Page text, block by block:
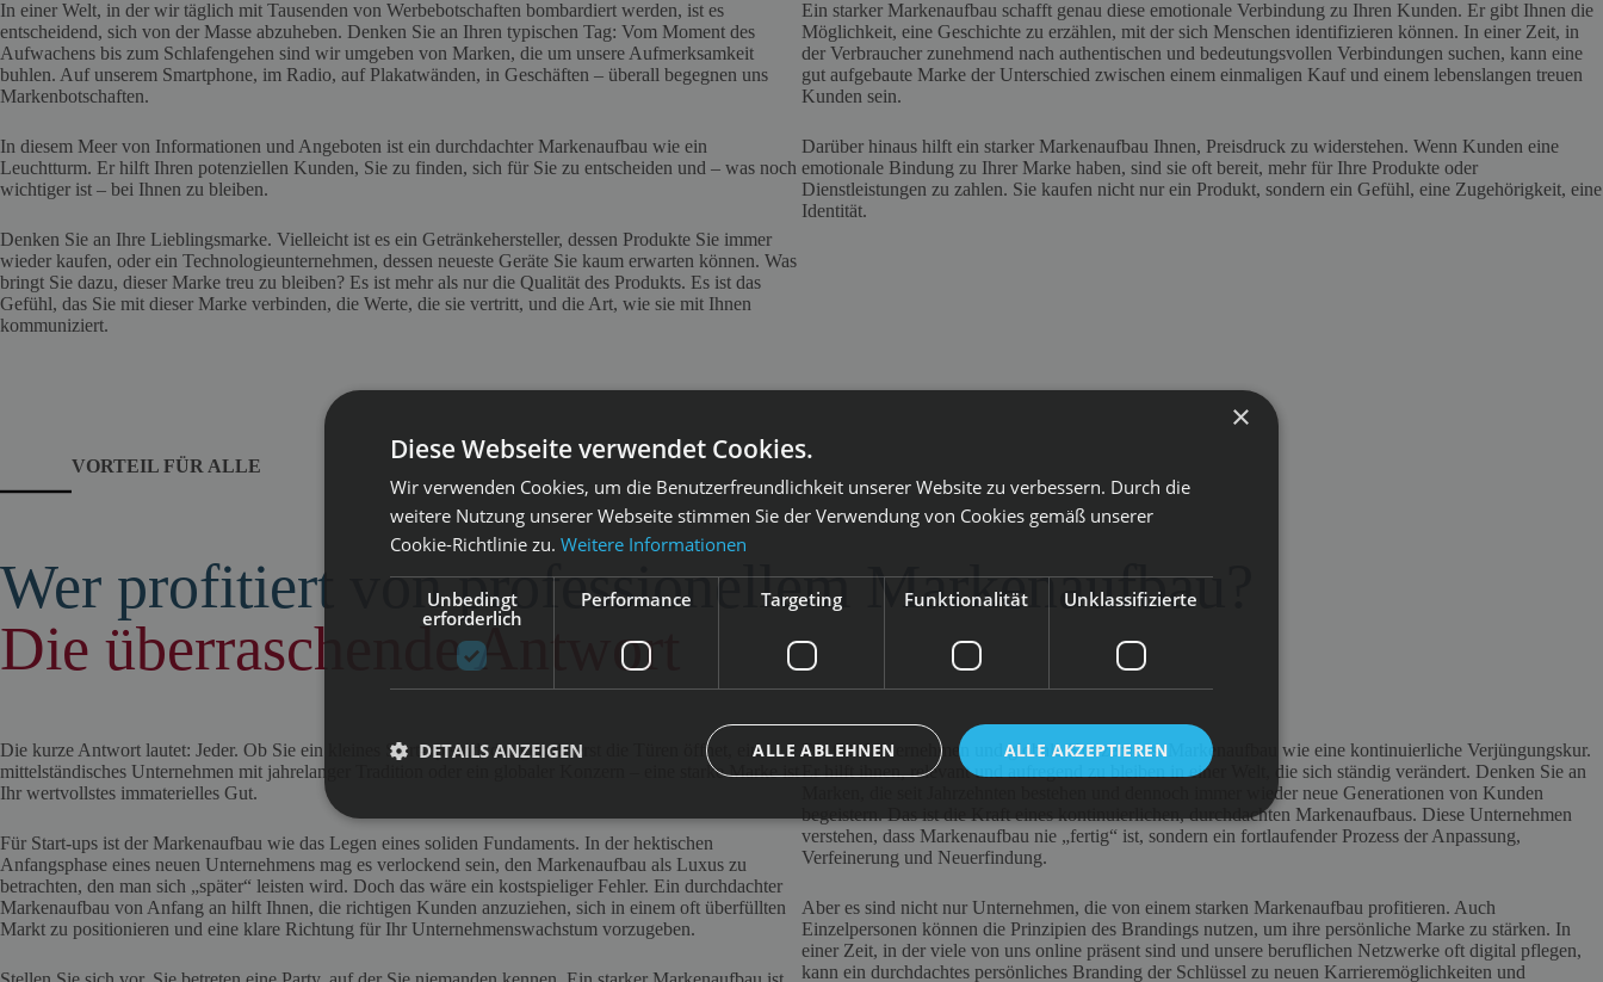
In einer Welt, in der wir täglich mit Tausenden von Werbebotschaften bombardiert werden, ist es
entscheidend, sich von der Masse abzuheben. Denken Sie an Ihren typischen Tag: Vom Moment des
Aufwachens bis zum Schlafengehen sind wir umgeben von Marken, die um unsere Aufmerksamkeit
buhlen. Auf unserem Smartphone, im Radio, auf Plakatwänden, in Geschäften – überall begegnen uns
Markenbotschaften.
In diesem Meer von Informationen und Angeboten ist ein durchdachter Markenaufbau wie ein
Leuchtturm. Er hilft Ihren potenziellen Kunden, Sie zu finden, sich für Sie zu entscheiden und – was noch
wichtiger ist – bei Ihnen zu bleiben.
Denken Sie an Ihre Lieblingsmarke. Vielleicht ist es ein Getränkehersteller, dessen Produkte Sie immer
wieder kaufen, oder ein Technologieunternehmen, dessen neueste Geräte Sie kaum erwarten können. Was
bringt Sie dazu, dieser Marke treu zu bleiben? Es ist mehr als nur die Qualität des Produkts. Es ist das
Gefühl, das Sie mit dieser Marke verbinden, die Werte, die sie vertritt, und die Art, wie sie mit Ihnen
kommuniziert.
Ein starker Markenaufbau schafft genau diese emotionale Verbindung zu Ihren Kunden. Er gibt Ihnen die
Möglichkeit, eine Geschichte zu erzählen, mit der sich Menschen identifizieren können. In einer Zeit, in
der Verbraucher zunehmend nach authentischen und bedeutungsvollen Verbindungen suchen, kann eine
gut aufgebaute Marke der Unterschied zwischen einem einmaligen Kauf und einem lebenslangen treuen
Kunden sein.
Darüber hinaus hilft ein starker Markenaufbau Ihnen, Preisdruck zu widerstehen. Wenn Kunden eine
emotionale Bindung zu Ihrer Marke haben, sind sie oft bereit, mehr für Ihre Produkte oder
Dienstleistungen zu zahlen. Sie kaufen nicht nur ein Produkt, sondern ein Gefühl, eine Zugehörigkeit, eine
Identität.
VORTEIL FÜR ALLE
Wer profitiert von professionellem Markenaufbau?
Die überraschende Antwort
Die kurze Antwort lautet: Jeder. Ob Sie ein kleines Start-up sind, das gerade erst die Türen öffnet, ein
mittelständisches Unternehmen mit jahrelanger Tradition oder ein globaler Konzern – eine starke Marke ist
Ihr wertvollstes immaterielles Gut.
Für Start-ups ist der Markenaufbau wie das Legen eines soliden Fundaments. In der hektischen
Anfangsphase eines neuen Unternehmens mag es verlockend sein, den Markenaufbau als Luxus zu
betrachten, den man sich „später“ leisten wird. Doch das wäre ein kostspieliger Fehler. Ein durchdachter
Markenaufbau von Anfang an hilft Ihnen, die richtigen Kunden anzuziehen, sich in einem oft überfüllten
Markt zu positionieren und eine klare Richtung für Ihr Unternehmenswachstum vorzugeben.
Für Großunternehmen und globale Konzerne ist Markenaufbau wie eine kontinuierliche Verjüngungskur.
Er hilft ihnen, relevant und aufregend zu bleiben in einer Welt, die sich ständig verändert. Denken Sie an
Marken, die seit Jahrzehnten bestehen und dennoch immer wieder neue Generationen von Kunden
begeistern. Das ist die Kraft eines kontinuierlichen, durchdachten Markenaufbaus. Diese Unternehmen
verstehen, dass Markenaufbau nie „fertig“ ist, sondern ein fortlaufender Prozess der Anpassung,
Verfeinerung und Neuerfindung.
Aber es sind nicht nur Unternehmen, die von einem starken Markenaufbau profitieren. Auch
Einzelpersonen können die Prinzipien des Brandings nutzen, um ihre persönliche Marke zu stärken. In
einer Zeit, in der viele von uns online präsent sind und unsere beruflichen Netzwerke oft digital pflegen,
kann ein durchdachtes persönliches Branding der Schlüssel zu neuen Karrieremöglichkeiten und
×
Diese Webseite verwendet Cookies.
Wir verwenden Cookies, um die Benutzerfreundlichkeit unserer Website zu verbessern. Durch die
weitere Nutzung unserer Webseite stimmen Sie der Verwendung von Cookies gemäß unserer
Cookie-Richtlinie zu. Weitere Informationen
Unbedingt
erforderlich
Performance Targeting Funktionalität Unklassifizierte
ALLE AKZEPTIEREN
ALLE ABLEHNEN
DETAILS ANZEIGEN